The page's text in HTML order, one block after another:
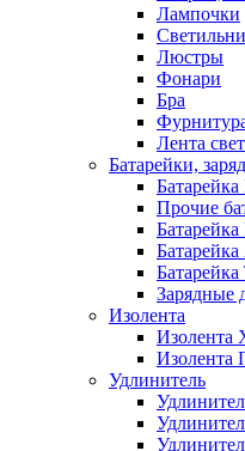
Лампочки
Люстры
Фонари
Бра
Лента
Батарейки,
Прочие
Батарейка
Зарядные
Изолента
Изолента
Удлинитель